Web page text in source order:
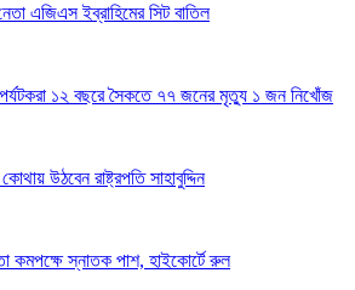
এজিএস ইব্রাহিমের সিট বাতিল
পর্যটকরা ১২ বছরে সৈকতে ৭৭ জনের মৃত্যু ১ জন নিখোঁজ
উঠবেন রাষ্ট্রপতি সাহাবুদ্দিন
কমপক্ষে স্নাতক পাশ, হাইকোর্টে রুল